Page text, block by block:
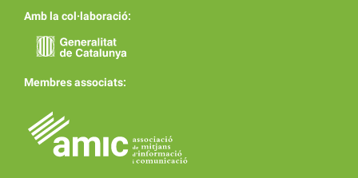
Amb la col·laboració:
Membres associats: